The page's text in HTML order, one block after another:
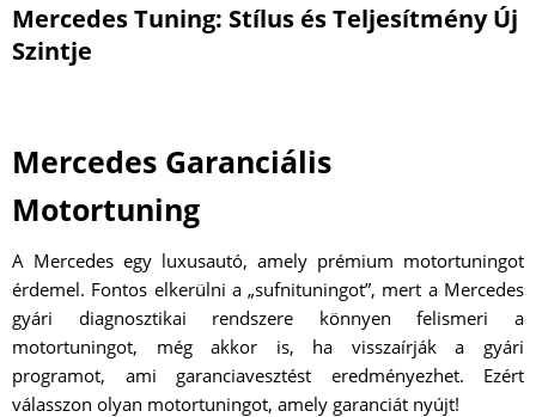
Mercedes Tuning: Stílus és Teljesítmény Új
Szintje
Mercedes Garanciális
Motortuning
A Mercedes egy luxusautó, amely prémium motortuningot
érdemel. Fontos elkerülni a „sufnituningot”, mert a Mercedes
gyári diagnosztikai rendszere könnyen felismeri a
motortuningot, még akkor is, ha visszaírják a gyári
programot, ami garanciavesztést eredményezhet. Ezért
válasszon olyan motortuningot, amely garanciát nyújt!